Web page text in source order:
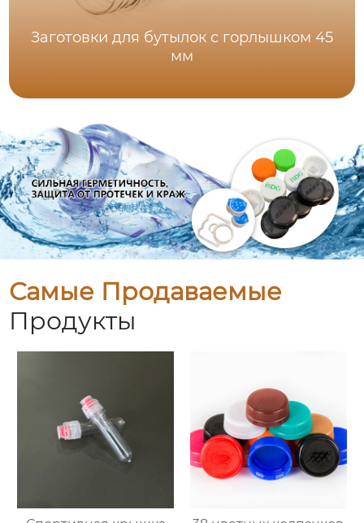
Заготовки для бутылок с горлышком 45
мм
Самые Продаваемые
Продукты